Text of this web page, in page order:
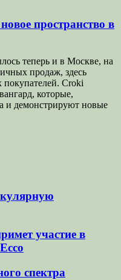
пространство в
теперь и в Москве, на
продаж, здесь
Croki
которые,
и демонстрируют новые
участие в
спектра